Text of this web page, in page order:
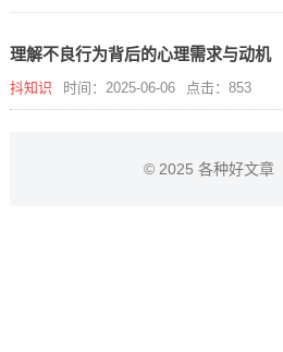
理解不良行为背后的心理需求与动机
抖知识 时间：2025-06-06 点击：853
© 2025 各种好文章